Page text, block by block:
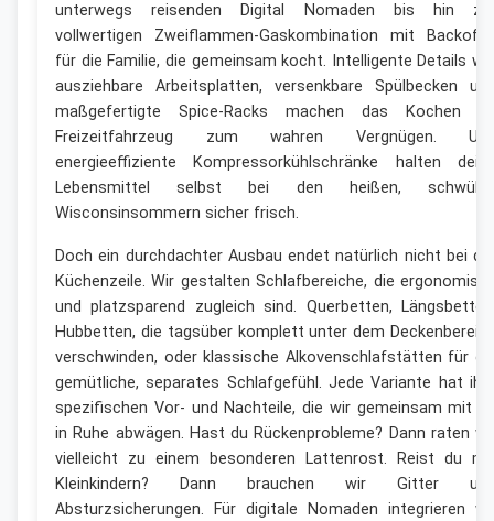
unterwegs reisenden Digital Nomaden bis hin
vollwertigen Zweiflammen-Gaskombination mit
für die Familie, die gemeinsam kocht. Intelligente Details
ausziehbare Arbeitsplatten, versenkbare Spülbecken
maßgefertigte Spice-Racks machen das Kochen
Freizeitfahrzeug zum wahren Vergnügen.
energieeffiziente Kompressorkühlschränke halten
Lebensmittel selbst bei den heißen,
Wisconsinsommern sicher frisch.
Doch ein durchdachter Ausbau endet natürlich nicht bei
Küchenzeile. Wir gestalten Schlafbereiche, die
und platzsparend zugleich sind. Querbetten,
Hubbetten, die tagsüber komplett unter dem
verschwinden, oder klassische Alkovenschlafstätten für
gemütliche, separates Schlafgefühl. Jede Variante hat
spezifischen Vor- und Nachteile, die wir gemeinsam mit
in Ruhe abwägen. Hast du Rückenprobleme? Dann raten
vielleicht zu einem besonderen Lattenrost. Reist du
Kleinkindern? Dann brauchen wir Gitter
Absturzsicherungen. Für digitale Nomaden integrieren